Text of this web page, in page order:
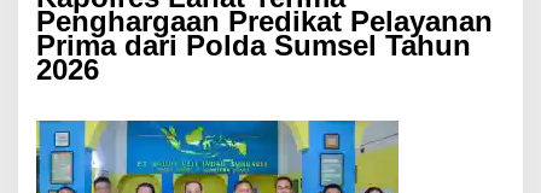
Penghargaan Predikat Pelayanan
Prima dari Polda Sumsel Tahun
2026